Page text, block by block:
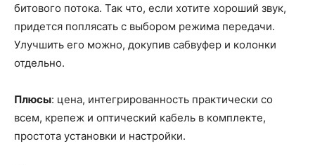
битового потока. Так что, если хотите хороший звук,
придется поплясать с выбором режима передачи.
Улучшить его можно, докупив сабвуфер и колонки
отдельно.
Плюсы: цена, интегрированность практически со
всем, крепеж и оптический кабель в комплекте,
простота установки и настройки.